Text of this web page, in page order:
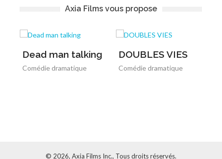
Axia Films vous propose
Dead man talking
Comédie dramatique
DOUBLES VIES
Comédie dramatique
© 2026, Axia Films Inc., Tous droits réservés.